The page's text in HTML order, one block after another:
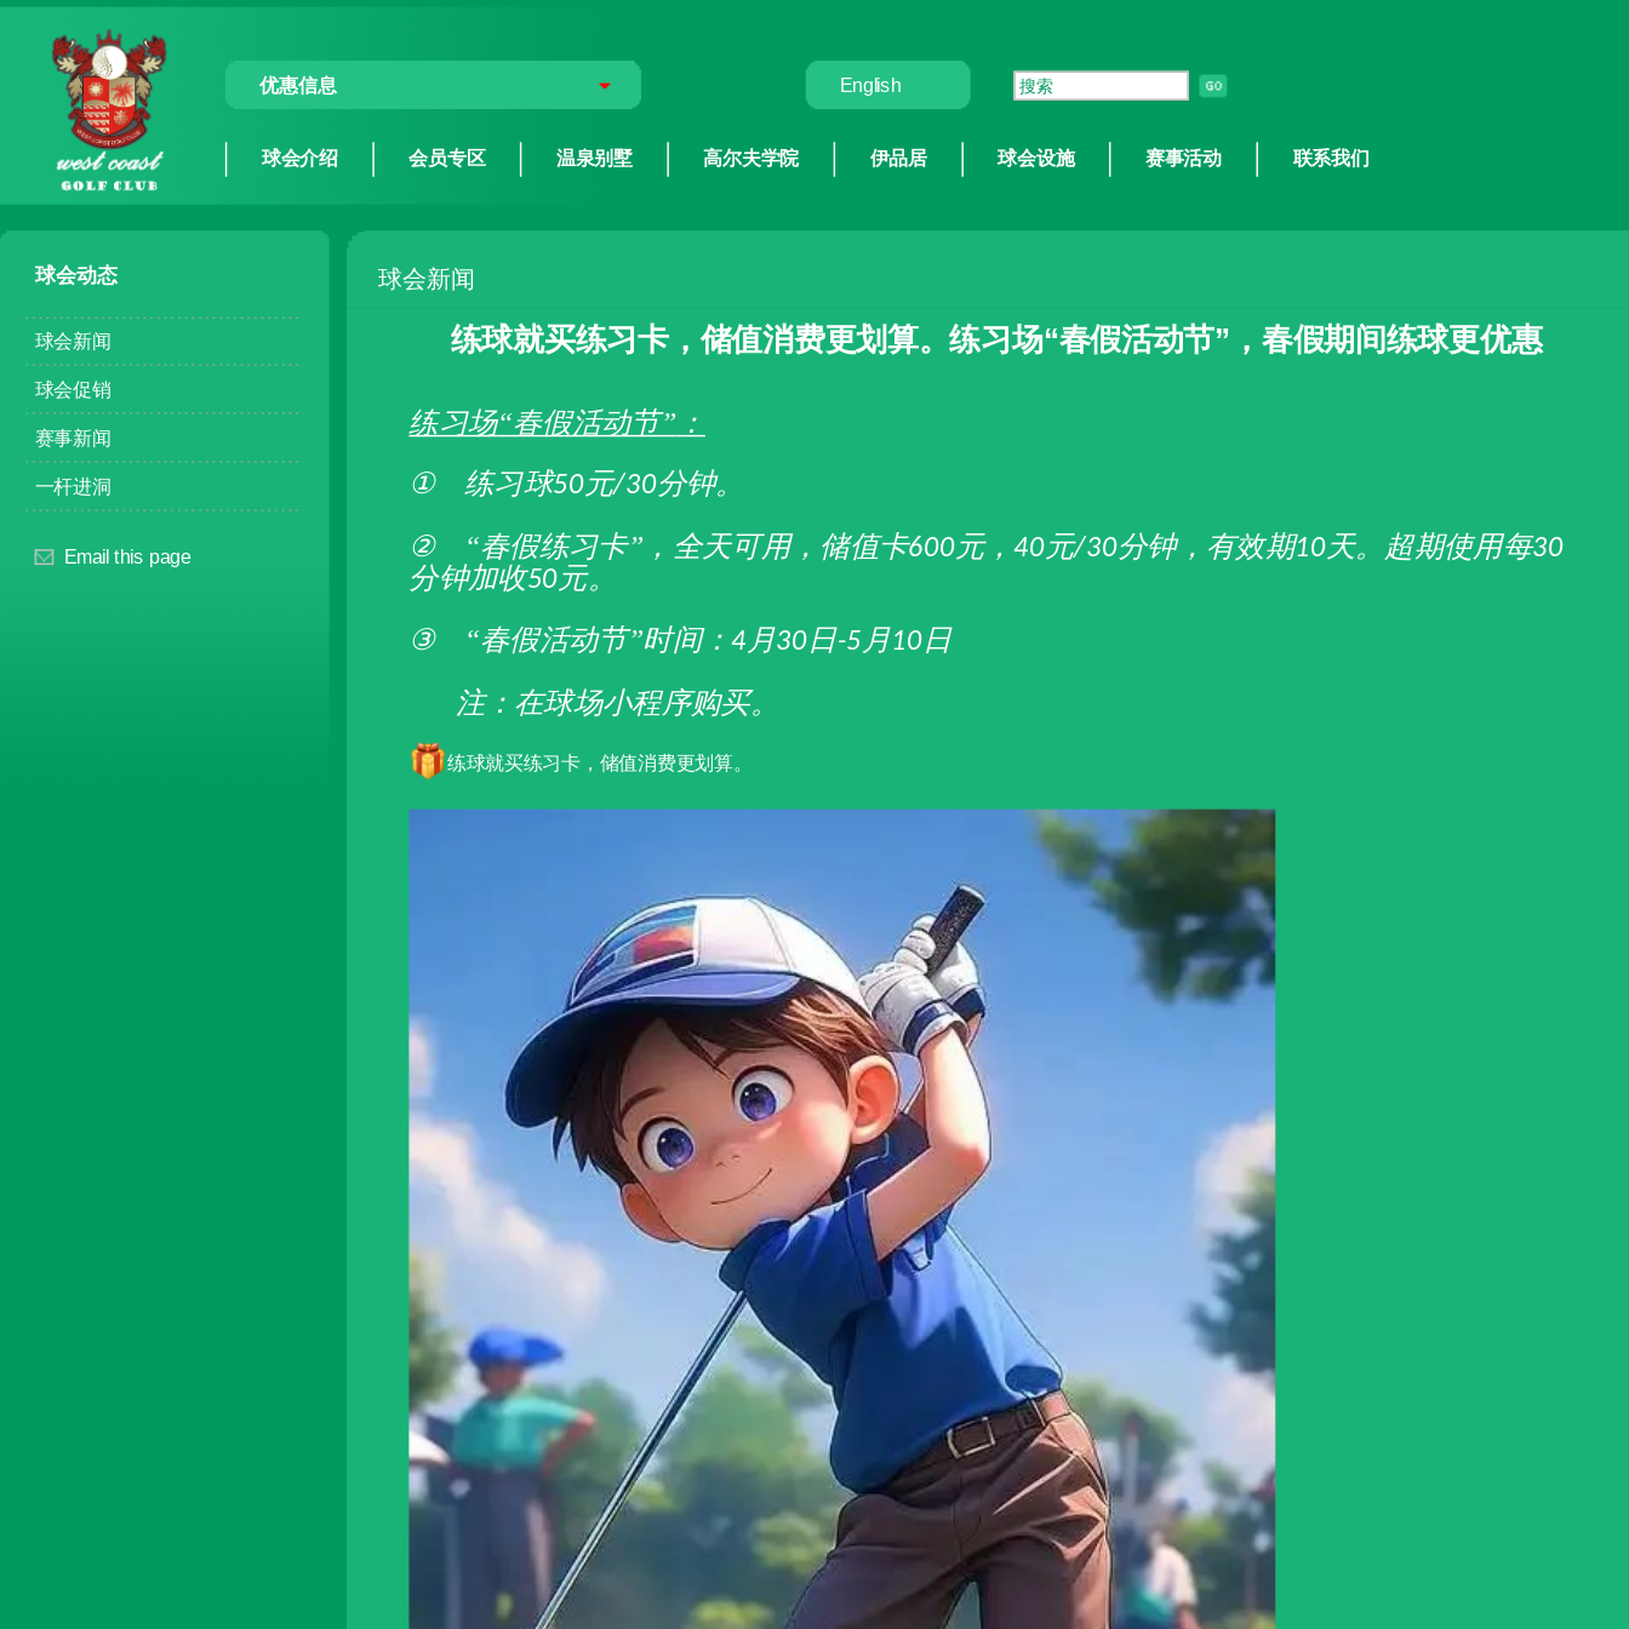
优惠信息 English
球会介绍 会员专区 温泉别墅 高尔夫学院 伊品居 球会设施 赛事活动 联系我们
球会动态
球会新闻
球会促销
赛事新闻
一杆进洞
Email this page
球会新闻
练球就买练习卡，储值消费更划算。练习场“春假活动节”，春假期间练球更优惠
练习场“春假活动节” ：
①练习球50元/30分钟。
② “春假练习卡”，全天可用，储值卡600元，40元/30分钟，有效期10天。超期使用每30
分钟加收50元。
③
“春假活动节”时间：4 月30日-5 月10日
注：在球场小程序购买。
练球就买练习卡，储值消费更划算。